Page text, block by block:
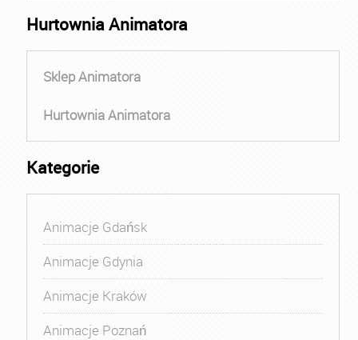
Hurtownia Animatora
Sklep Animatora
Hurtownia Animatora
Kategorie
Animacje Gdańsk
Animacje Gdynia
Animacje Kraków
Animacje Poznań